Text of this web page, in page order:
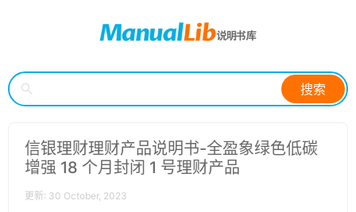
搜索
信银理财理财产品说明书-全盈象绿色低碳
增强 18 个月封闭 1 号理财产品
更新: 30 October, 2023